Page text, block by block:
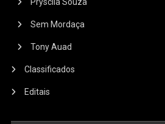
Sem Mordaça
Tony Auad
Classificados
Editais